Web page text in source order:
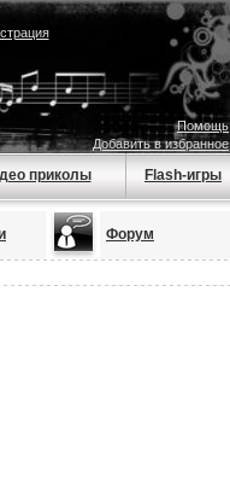
Помощь
Добавить в избранное
приколы Flash-игры
Форум